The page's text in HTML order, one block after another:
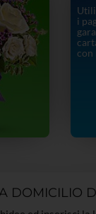
i
con
DOMICILIO